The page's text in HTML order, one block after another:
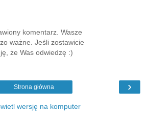
komentarz. Wasze
ważne. Jeśli zostawicie
że Was odwiedzę :)
›
Strona główna
wersję na komputer